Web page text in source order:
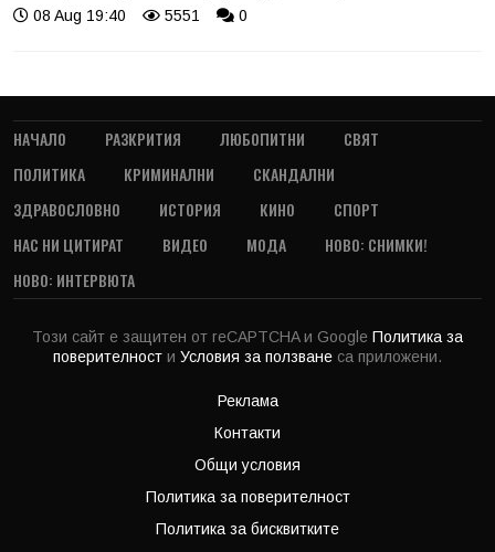
08 Aug 19:40 5551 0
НАЧАЛО РАЗКРИТИЯ ЛЮБОПИТНИ
СВЯТ
ПОЛИТИКА
КРИМИНАЛНИ
СКАНДАЛНИ
ЗДРАВОСЛОВНО
ИСТОРИЯ КИНО
СПОРТ
НАС НИ ЦИТИРАТ
ВИДЕО МОДА
НОВО: СНИМКИ!
НОВО: ИНТЕРВЮТА
Този сайт е защитен от reCAPTCHA и Google Политика за
поверителност и Условия за ползване са приложени.
Реклама
Контакти
Общи условия
Политика за поверителност
Политика за бисквитките